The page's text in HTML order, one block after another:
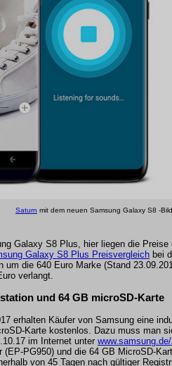
Saturn mit dem neuen Samsung Galaxy S8 -
Galaxy S8 Plus, hier liegen die Preise
Galaxy S8 Plus Preisvergleich bei
um die 640 Euro Marke (Stand
verlangt.
und 64 GB microSD-Karte
erhalten Käufer von Samsung eine
Karte kostenlos. Dazu muss man
im Internet unter
(EP-PG950) und die 64 GB MicroSD-
von 45 Tagen nach gültiger